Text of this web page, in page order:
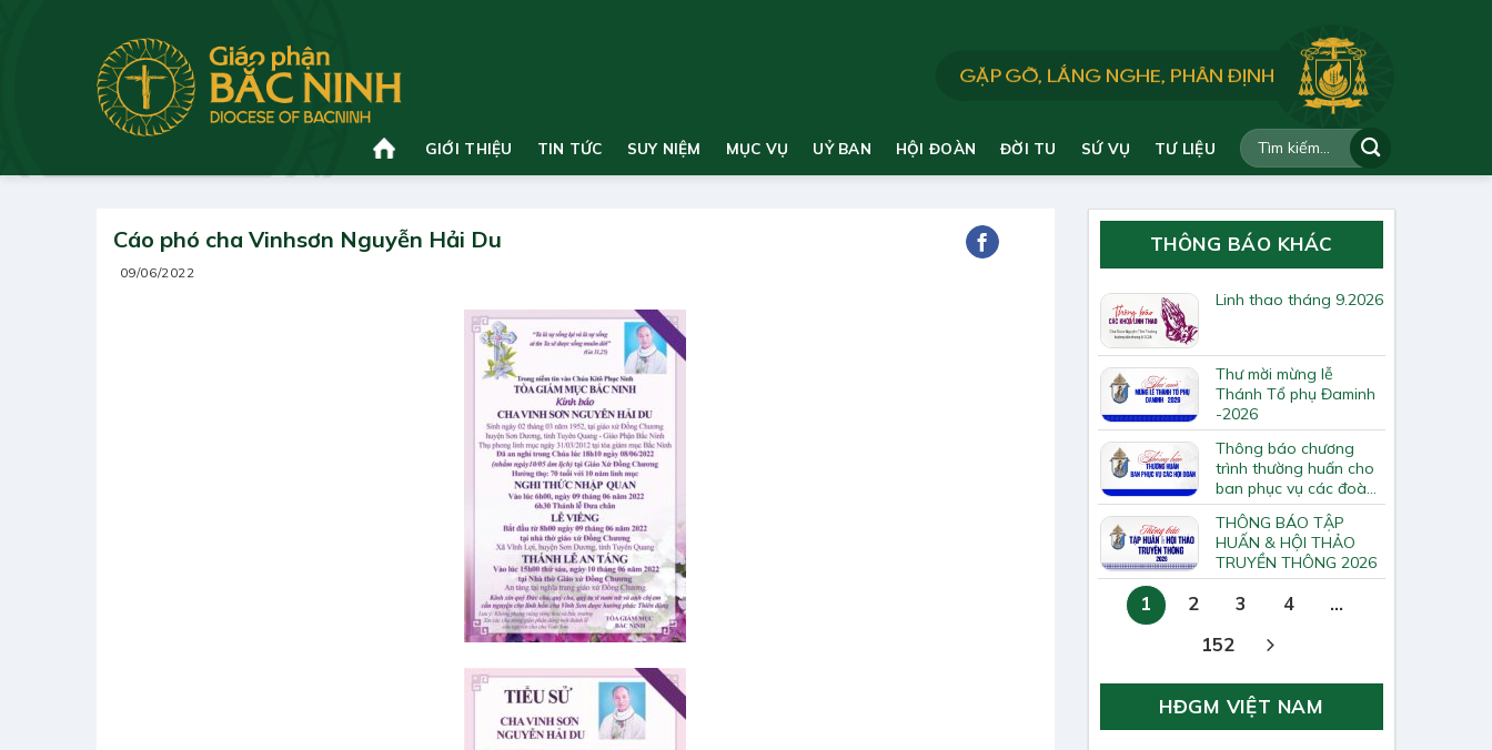
GIỚI THIỆU TIN TỨC SUY NIỆM MỤC VỤ UỶ BAN HỘI ĐOÀN ĐỜI TU SỨ VỤ TƯ LIỆU
Cáo phó cha Vinhsơn Nguyễn Hải Du
09/06/2022
THÔNG BÁO KHÁC
Linh thao tháng 9.2026
Thư mời mừng lễ
Thánh Tổ phụ Đaminh
-2026
Thông báo chương
trình thường huấn cho
ban phục vụ các đoàn
hội Tông huấn về loan
báo Tin Mừng
THÔNG BÁO TẬP
HUẤN & HỘI THẢO
TRUYỀN THÔNG 2026
1 2 3 4
…
152
HĐGM VIỆT NAM